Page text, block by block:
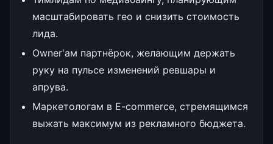
масштабировать гео и снизить стоимость
лида.
Owner'ам партнёрок, желающим держать
руку на пульсе изменений ревшары и
апрува.
Маркетологам в E-commerce, стремящимся
выжать максимум из рекламного бюджета.